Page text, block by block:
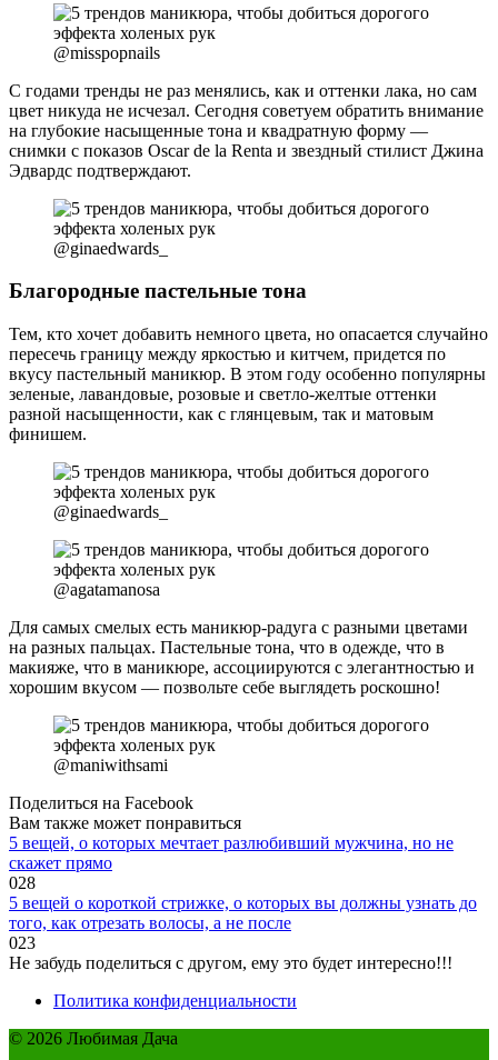
@misspopnails
С годами тренды не раз менялись, как и оттенки лака, но сам
цвет никуда не исчезал. Сегодня советуем обратить внимание
на глубокие насыщенные тона и квадратную форму —
снимки с показов Oscar de la Renta и звездный стилист Джина
Эдвардс подтверждают.
@ginaedwards_
Благородные пастельные тона
Тем, кто хочет добавить немного цвета, но опасается случайно
пересечь границу между яркостью и китчем, придется по
вкусу пастельный маникюр. В этом году особенно популярны
зеленые, лавандовые, розовые и светло-желтые оттенки
разной насыщенности, как с глянцевым, так и матовым
финишем.
@ginaedwards_
@agatamanosa
Для самых смелых есть маникюр-радуга с разными цветами
на разных пальцах. Пастельные тона, что в одежде, что в
макияже, что в маникюре, ассоциируются с элегантностью и
хорошим вкусом — позвольте себе выглядеть роскошно!
@maniwithsami
Поделиться на Facebook
Вам также может понравиться
5 вещей, о которых мечтает разлюбивший мужчина, но не
скажет прямо
028
5 вещей о короткой стрижке, о которых вы должны узнать до
того, как отрезать волосы, а не после
023
Не забудь поделиться с другом, ему это будет интересно!!!
Политика конфиденциальности
© 2026 Любимая Дача